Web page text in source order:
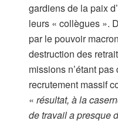
gardiens de la paix
leurs « collègues ».
par le pouvoir
destruction des
missions n’étant
recrutement massif
«résultat, à la
de travail a presque